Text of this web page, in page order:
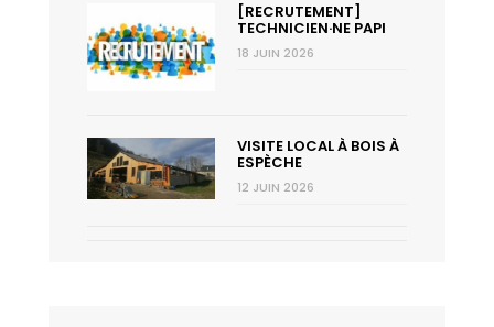
[RECRUTEMENT]
TECHNICIEN·NE PAPI
18 JUIN 2026
VISITE LOCAL À BOIS À
ESPÈCHE
12 JUIN 2026